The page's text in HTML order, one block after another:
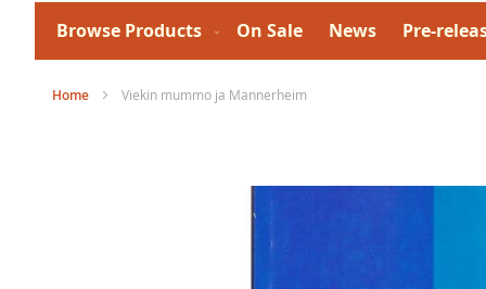
Browse Products On Sale News Pre-
Home Viekin mummo ja Mannerheim